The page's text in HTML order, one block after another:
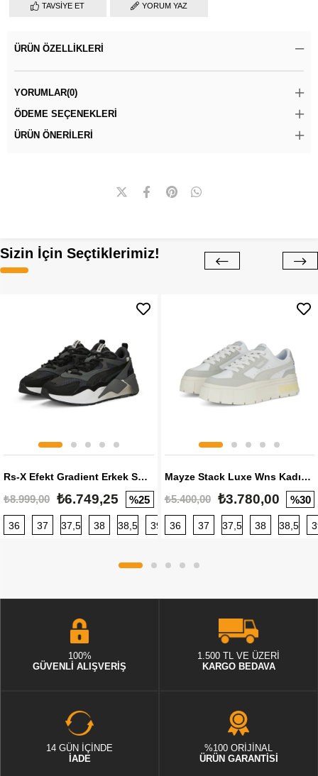
TAVSIYE ET YORUM YAZ
ÜRÜN ÖZELLIKLERI
YORUMLAR(0)
ÖDEME SEÇENEKLERI
ÜRÜN ÖNERILERI
Sizin İçin Seçtiklerimiz!
Rs-X Efekt Gradient Erkek Sneaker
₺8.999,00 ₺6.749,25 %25
36 37 37,5 38 38,5 39 40 40,5 41 42 42,5
Mayze Stack Luxe Wns Kadın Sneaker
₺5.400,00 ₺3.780,00 %30
36 37 37,5 38 38,5
100%
GÜVENLİ ALIŞVERİŞ
1.500 TL VE ÜZERİ
KARGO BEDAVA
14 GÜN İÇİNDE
İADE
%100 ORİJİNAL
ÜRÜN GARANTİSİ